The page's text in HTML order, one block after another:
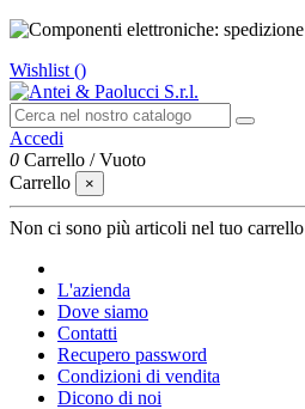
Wishlist ()
Accedi
0 Carrello /Vuoto
Carrello
×
Non ci sono più articoli nel tuo carrello
L'azienda
Dove siamo
Contatti
Recupero password
Condizioni di vendita
Dicono di noi